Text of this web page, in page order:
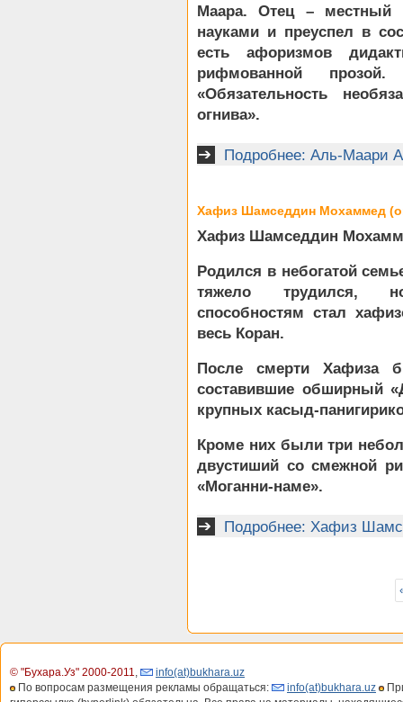
Маара. Отец – местный
науками и преуспел в
есть афоризмов
рифмованной
«Обязательность
огнива».
Подробнее: Аль-Маари
Хафиз Шамседдин Мохаммед
Хафиз Шамседдин
Родился в небогатой
тяжело трудился,
способностям стал
весь Коран.
После смерти Хафиза
составившие обширный
крупных касыд-
Кроме них были три
двустиший со смежной
«Моганни-наме».
Подробнее: Хафиз
© "Бухара.Уз" 2000-2011,
info(at)bukhara.uz
По вопросам размещения рекламы обращаться:
info(at)bukhara.uz